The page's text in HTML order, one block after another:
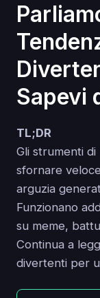
Sapevi
TL;DR
Gli strumenti
sfornare
arguzia
Funzionano
su meme,
Continua a
divertenti per